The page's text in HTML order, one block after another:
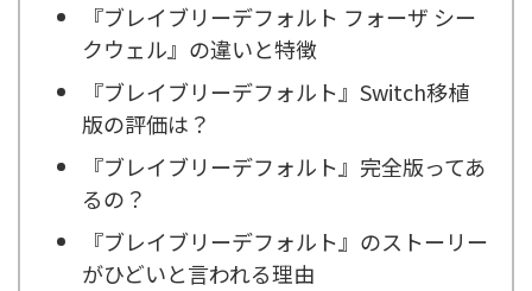
『ブレイブリーデフォルト フォーザ シー
クウェル』の違いと特徴
『ブレイブリーデフォルト』Switch移植
版の評価は？
『ブレイブリーデフォルト』完全版ってあ
るの？
『ブレイブリーデフォルト』のストーリー
がひどいと言われる理由